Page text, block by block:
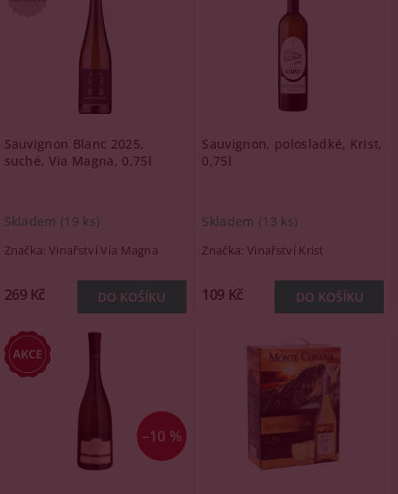
Sauvignon Blanc 2025,
suché, Via Magna, 0,75l
Skladem (19 ks)
Značka:Vinařství Via Magna
269 Kč
Sauvignon, polosladké, Krist,
0,75l
Skladem (13 ks)
Značka: Vinařství Krist
109 Kč
–10 %